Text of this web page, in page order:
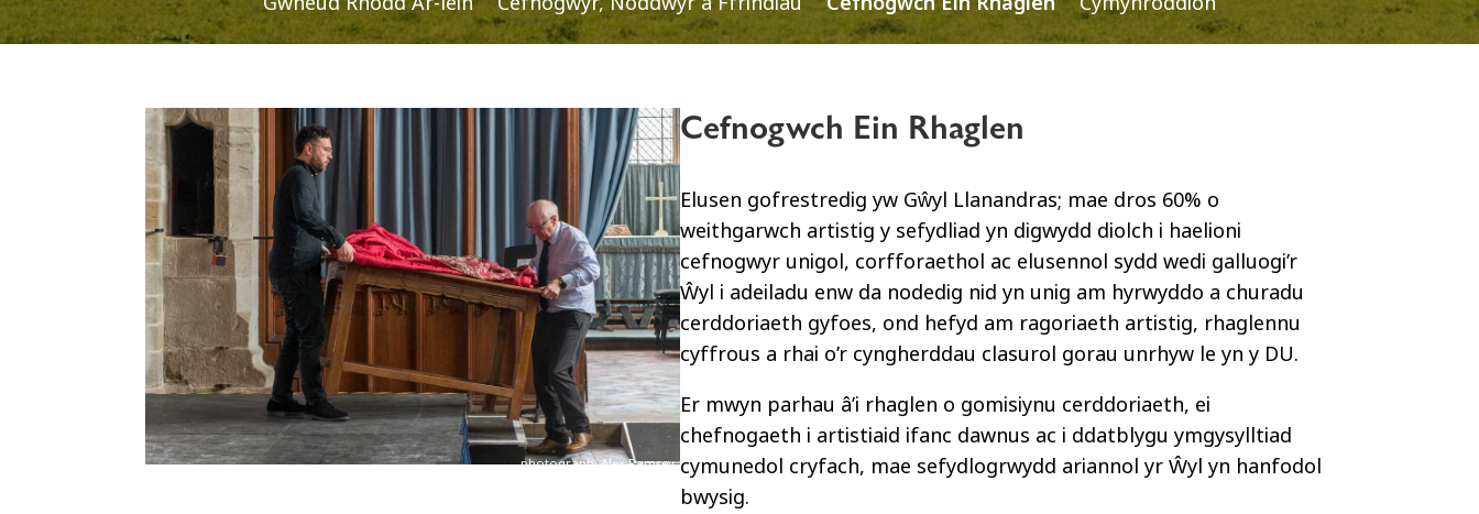
photograph: Alex Ramsey
Cefnogwch Ein Rhaglen
Elusen gofrestredig yw Gŵyl Llanandras; mae dros 60% o
weithgarwch artistig y sefydliad yn digwydd diolch i haelioni
cefnogwyr unigol, corfforaethol ac elusennol sydd wedi galluogi’r
Ŵyl i adeiladu enw da nodedig nid yn unig am hyrwyddo a churadu
cerddoriaeth gyfoes, ond hefyd am ragoriaeth artistig, rhaglennu
cyffrous a rhai o’r cyngherddau clasurol gorau unrhyw le yn y DU.
Er mwyn parhau â’i rhaglen o gomisiynu cerddoriaeth, ei
chefnogaeth i artistiaid ifanc dawnus ac i ddatblygu ymgysylltiad
cymunedol cryfach, mae sefydlogrwydd ariannol yr Ŵyl yn hanfodol
bwysig.